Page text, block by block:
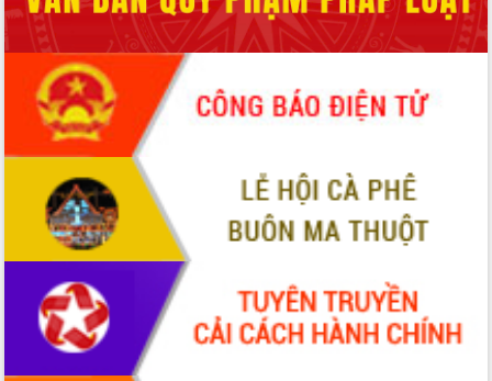
Đắk Lắk rà soát, điều chỉnh Đề án 190
về phát triển nuôi trồng thủy sản
Phó Chủ tịch UBND tỉnh Đắk Lắk
Trương Công Thái kiểm tra thực địa
Dự án cao tốc Khánh Hòa - Buôn Ma
Thuột
Định vị cà phê Việt Nam như một “di
sản sống” trong dòng chảy toàn cầu
Xây dựng nông thôn mới: Nâng cao đời
sống người dân từ những mô hình thiết
Quyết liệt tháo gỡ vướng mắc, đẩy
nhanh tiến độ các dự án trọng điểm
trong Khu kinh tế Nam Phú Yên
Hòn Yến phát triển du lịch gắn với bảo